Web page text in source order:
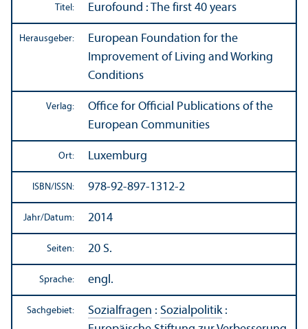
Titel: Eurofound : The first 40 years
Herausgeber:
European Foundation for the
Improvement of Living and Working
Conditions
Verlag:
Office for Official Publications of the
European Communities
Ort: Luxemburg
ISBN/ ISSN: 978-92-897-1312-2
Jahr/Datum: 2014
Seiten: 20 S.
Sprache: engl.
Sachgebiet: Sozialfragen : Sozialpolitik: